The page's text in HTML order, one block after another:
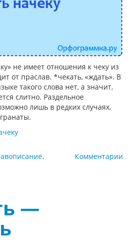
не имеет отношения к чеку из
от праслав. *чекать, «ждать». В
такого слова нет, а значит,
слитно. Раздельное
лишь в редких случаях,
Комментарии
.
—